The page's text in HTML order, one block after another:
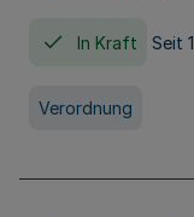
In Kraft Seit
Verordnung